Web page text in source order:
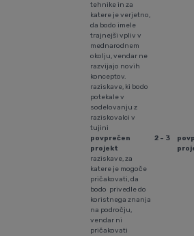
tehnike in za
katere je verjetno,
da bodo imele
trajnejši vpliv v
mednarodnem
okolju, vendar ne
razvijajo novih
konceptov.
raziskave, ki bodo
potekale v
sodelovanju z
raziskovalci v
tujini
povprečen
projekt
2 - 3
raziskave, za
katere je mogoče
pričakovati, da
bodo privedle do
koristnega znanja
na področju,
vendar ni
pričakovati